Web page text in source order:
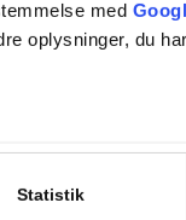
med
oplysninger, du
Statistik